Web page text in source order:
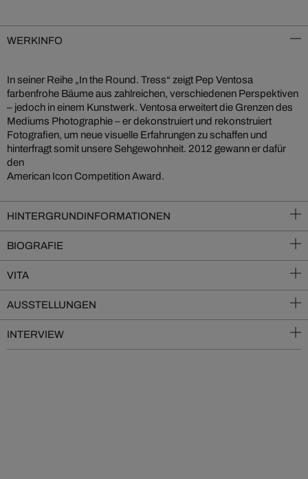
WERKINFO
In seiner Reihe „In the Round. Tress“ zeigt Pep Ventosa
farbenfrohe Bäume aus zahlreichen, verschiedenen Perspektiven
– jedoch in einem Kunstwerk. Ventosa erweitert die Grenzen des
Mediums Photographie – er dekonstruiert und rekonstruiert
Fotografien, um neue visuelle Erfahrungen zu schaffen und
hinterfragt somit unsere Sehgewohnheit. 2012 gewann er dafür
den
American Icon Competition Award.
HINTERGRUNDINFORMATIONEN
BIOGRAFIE
VITA
AUSSTELLUNGEN
INTERVIEW